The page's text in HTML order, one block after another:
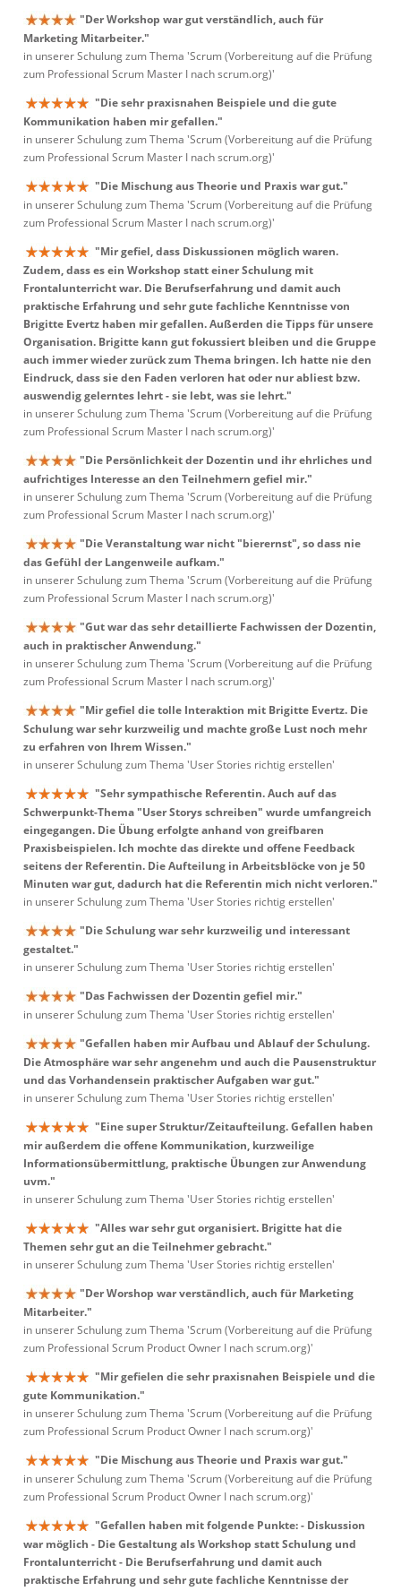
"Der Workshop war gut verständlich, auch für
Marketing Mitarbeiter."
in unserer Schulung zum Thema 'Scrum (Vorbereitung auf die Prüfung
zum Professional Scrum Master I nach scrum.org)'
"Die sehr praxisnahen Beispiele und die gute
Kommunikation haben mir gefallen."
in unserer Schulung zum Thema 'Scrum (Vorbereitung auf die Prüfung
zum Professional Scrum Master I nach scrum.org)'
"Die Mischung aus Theorie und Praxis war gut."
in unserer Schulung zum Thema 'Scrum (Vorbereitung auf die Prüfung
zum Professional Scrum Master I nach scrum.org)'
"Mir gefiel, dass Diskussionen möglich waren.
Zudem, dass es ein Workshop statt einer Schulung mit
Frontalunterricht war. Die Berufserfahrung und damit auch
praktische Erfahrung und sehr gute fachliche Kenntnisse von
Brigitte Evertz haben mir gefallen. Außerden die Tipps für unsere
Organisation. Brigitte kann gut fokussiert bleiben und die Gruppe
auch immer wieder zurück zum Thema bringen. Ich hatte nie den
Eindruck, dass sie den Faden verloren hat oder nur abliest bzw.
auswendig gelerntes lehrt - sie lebt, was sie lehrt."
in unserer Schulung zum Thema 'Scrum (Vorbereitung auf die Prüfung
zum Professional Scrum Master I nach scrum.org)'
"Die Persönlichkeit der Dozentin und ihr ehrliches und
aufrichtiges Interesse an den Teilnehmern gefiel mir."
in unserer Schulung zum Thema 'Scrum (Vorbereitung auf die Prüfung
zum Professional Scrum Master I nach scrum.org)'
"Die Veranstaltung war nicht "bierernst", so dass nie
das Gefühl der Langenweile aufkam."
in unserer Schulung zum Thema 'Scrum (Vorbereitung auf die Prüfung
zum Professional Scrum Master I nach scrum.org)'
"Gut war das sehr detaillierte Fachwissen der Dozentin,
auch in praktischer Anwendung."
in unserer Schulung zum Thema 'Scrum (Vorbereitung auf die Prüfung
zum Professional Scrum Master I nach scrum.org)'
"Mir gefiel die tolle Interaktion mit Brigitte Evertz. Die
Schulung war sehr kurzweilig und machte große Lust noch mehr
zu erfahren von Ihrem Wissen."
in unserer Schulung zum Thema 'User Stories richtig erstellen'
"Sehr sympathische Referentin. Auch auf das
Schwerpunkt-Thema "User Storys schreiben" wurde umfangreich
eingegangen. Die Übung erfolgte anhand von greifbaren
Praxisbeispielen. Ich mochte das direkte und offene Feedback
seitens der Referentin. Die Aufteilung in Arbeitsblöcke von je 50
Minuten war gut, dadurch hat die Referentin mich nicht verloren."
in unserer Schulung zum Thema 'User Stories richtig erstellen'
"Die Schulung war sehr kurzweilig und interessant
gestaltet."
in unserer Schulung zum Thema 'User Stories richtig erstellen'
"Das Fachwissen der Dozentin gefiel mir."
in unserer Schulung zum Thema 'User Stories richtig erstellen'
"Gefallen haben mir Aufbau und Ablauf der Schulung.
Die Atmosphäre war sehr angenehm und auch die Pausenstruktur
und das Vorhandensein praktischer Aufgaben war gut."
in unserer Schulung zum Thema 'User Stories richtig erstellen'
"Eine super Struktur/Zeitaufteilung. Gefallen haben
mir außerdem die offene Kommunikation, kurzweilige
Informationsübermittlung, praktische Übungen zur Anwendung
uvm."
in unserer Schulung zum Thema 'User Stories richtig erstellen'
"Alles war sehr gut organisiert. Brigitte hat die
Themen sehr gut an die Teilnehmer gebracht."
in unserer Schulung zum Thema 'User Stories richtig erstellen'
"Der Worshop war verständlich, auch für Marketing
Mitarbeiter."
in unserer Schulung zum Thema 'Scrum (Vorbereitung auf die Prüfung
zum Professional Scrum Product Owner I nach scrum.org)'
"Mir gefielen die sehr praxisnahen Beispiele und die
gute Kommunikation."
in unserer Schulung zum Thema 'Scrum (Vorbereitung auf die Prüfung
zum Professional Scrum Product Owner I nach scrum.org)'
"Die Mischung aus Theorie und Praxis war gut."
in unserer Schulung zum Thema 'Scrum (Vorbereitung auf die Prüfung
zum Professional Scrum Product Owner I nach scrum.org)'
"Gefallen haben mit folgende Punkte: - Diskussion
war möglich - Die Gestaltung als Workshop statt Schulung und
Frontalunterricht - Die Berufserfahrung und damit auch
praktische Erfahrung und sehr gute fachliche Kenntnisse der